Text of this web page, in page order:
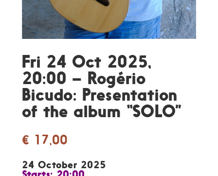
Fri 24 Oct 2025,
20:00 – Rogério
Bicudo: Presentation
of the album “SOLO”
€ 17,00
24 October 2025